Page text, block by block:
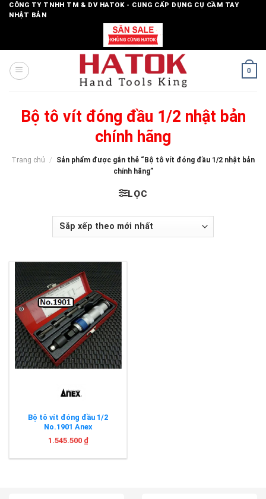
SkipCÔNG TY TNHH TM & DV HATOK - CUNG CẤP DỤNG CỤ CẦM TAY
NHẬT BẢN
0
Bộ tô vít đóng đầu 1/2 nhật bản
chính hãng
Trang chủ /
Sản phẩm được gắn thẻ “Bộ tô vít đóng đầu 1/2 nhật bản
chính hãng”
LỌC
Bộ tô vít đóng đầu 1/2
No.1901 Anex
1.545.500 ₫